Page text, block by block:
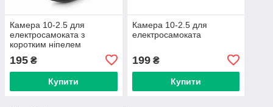
Камера 10-2.5 для
електросамоката з
коротким ніпелем
195 ₴
Купити
Камера 10-2.5 для
електросамоката
199₴
Купити